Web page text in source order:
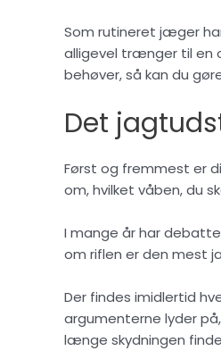
Som rutineret jæger
alligevel trænger til en
behøver, så kan du
Det
Først og fremmest er
om, hvilket våben, du
I mange år har
om riflen er den mest
Der findes imidlertid
argumenterne lyder
længe skydningen